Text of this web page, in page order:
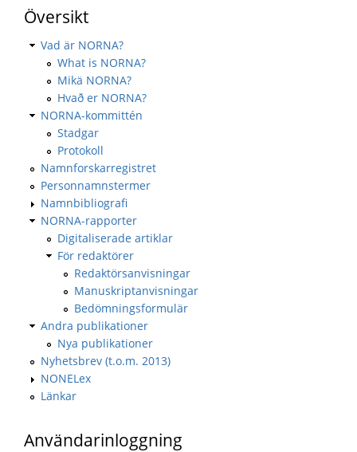
Översikt
Vad är NORNA?
What is NORNA?
Mikä NORNA?
Hvað er NORNA?
NORNA-kommittén
Stadgar
Protokoll
Namnforskarregistret
Personnamnstermer
Namnbibliografi
NORNA-rapporter
Digitaliserade artiklar
För redaktörer
Redaktörsanvisningar
Manuskriptanvisningar
Bedömningsformulär
Andra publikationer
Nya publikationer
Nyhetsbrev (t.o.m. 2013)
NONELex
Länkar
Användarinloggning